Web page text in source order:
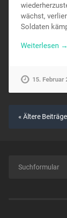
wächst,
Soldaten
Weiterlesen →
15. Februar
« Ältere Beiträge